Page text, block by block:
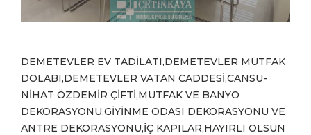
DEMETEVLER EV TADİLATI,DEMETEVLER MUTFAK
DOLABI,DEMETEVLER VATAN CADDESİ,CANSU-
NİHAT ÖZDEMİR ÇİFTİ,MUTFAK VE BANYO
DEKORASYONU,GİYİNME ODASI DEKORASYONU VE
ANTRE DEKORASYONU,İÇ KAPILAR,HAYIRLI OLSUN